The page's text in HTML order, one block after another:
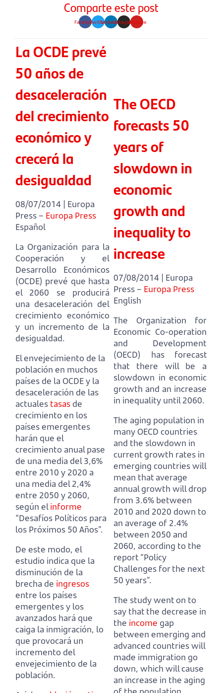
Comparte este post
FacebookTwitterLinkedinInstagramYoutube
La OCDE prevé
50 años de
desaceleración
del crecimiento
económico y
crecerá la
desigualdad
08/07/2014 | Europa
Press – Europa Press
Español
La Organización para la
Cooperación y el
Desarrollo Económicos
(OCDE) prevé que hasta
el 2060
se producirá
una desaceleración del
crecimiento económico
y un incremento de la
desigualdad.
El envejecimiento de la
población en muchos
países de la OCDEy la
desaceleración de las
actuales tasas de
crecimiento en los
países emergentes
harán que el
crecimiento anual pase
de una media del 3,6%
entre 2010 y 2020 a
una media del 2,4%
entre 2050 y 2060,
según elinforme
“Desafíos Políticos para
los Próximos 50 Años”.
De este modo, el
estudio indica que la
disminución de la
brecha de ingresos
entre los países
emergentes y los
avanzados hará que
caiga la inmigración, lo
que provocará un
incremento del
envejecimiento de la
población.
The OECD
forecasts 50
years of
slowdown in
economic
growth and
inequality to
increase
07/08/2014 | Europa
Press – Europa Press
English
The Organization for
Economic Co-operation
and Development
(OECD) has forecast
that there will be a
slowdown in economic
growth and an increase
in inequality until 2060.
The aging population in
many OECD countries
and the slowdown in
current growth rates in
emerging countrieswill
mean that average
annual growth will drop
from 3.6% between
2010 and 2020 down to
an average of 2.4%
between 2050 and
2060, according to the
report “Policy
Challenges for the next
50 years”.
The study went on to
say that the decrease in
the income gap
between emerging and
advanced countrieswill
made immigration go
down, which will cause
an increase in the aging